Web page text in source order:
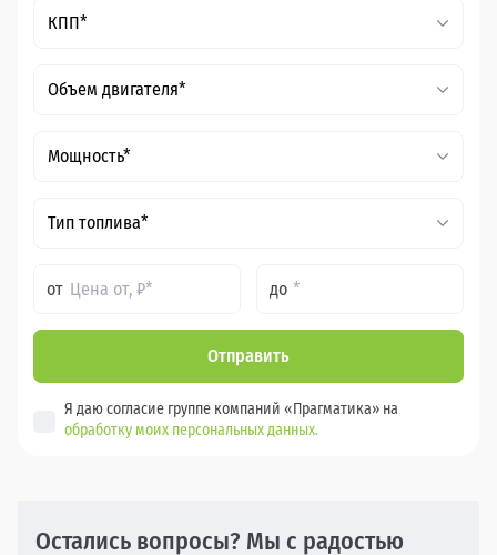
КПП*
Объем двигателя*
Мощность*
Тип топлива*
от до
Отправить
Я даю согласие группе компаний «Прагматика» на
обработку моих персональных данных.
Остались вопросы? Мы с радостью